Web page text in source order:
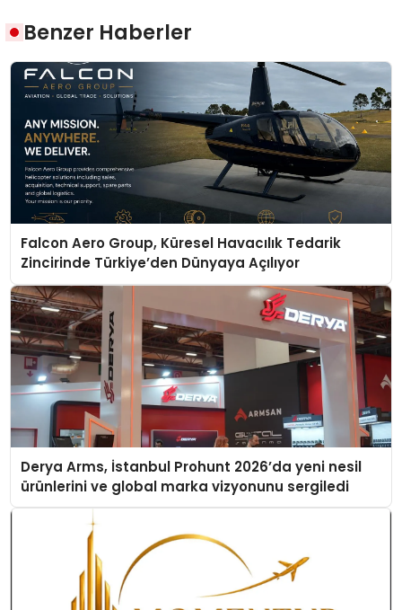
Benzer Haberler
Falcon Aero Group, Küresel Havacılık Tedarik
Zincirinde Türkiye’den Dünyaya Açılıyor
Derya Arms, İstanbul Prohunt 2026’da yeni nesil
ürünlerini ve global marka vizyonunu sergiledi